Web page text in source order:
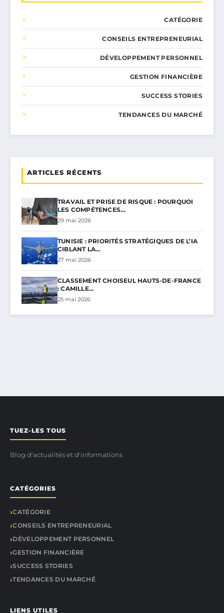
CATÉGORIE
CONSEILS ENTREPRENEURIAL
DÉVELOPPEMENT PERSONNEL
GESTION FINANCIÈRE
SUCCESS STORIES
TENDANCES DU MARCHÉ
ARTICLES RÉCENTS
TRAVAIL ET PRISE DE RISQUE : POURQUOI
LES COMPÉTENCES…
29 mai 2026
TUNISIE : PRIORITÉS STRATÉGIQUES DE L’IA
CIBLANT LA…
27 mai 2026
CLASSEMENT CHOISEUL HAUTS-DE-FRANCE
: CAMILLE…
25 mai 2026
TUEZ-LES TOUS
Blog d'actualités et d'informations
CATÉGORIES
CATÉGORIE
CONSEILS ENTREPRENEURIAL
DÉVELOPPEMENT PERSONNEL
GESTION FINANCIÈRE
SUCCESS STORIES
TENDANCES DU MARCHÉ
LIENS UTILES